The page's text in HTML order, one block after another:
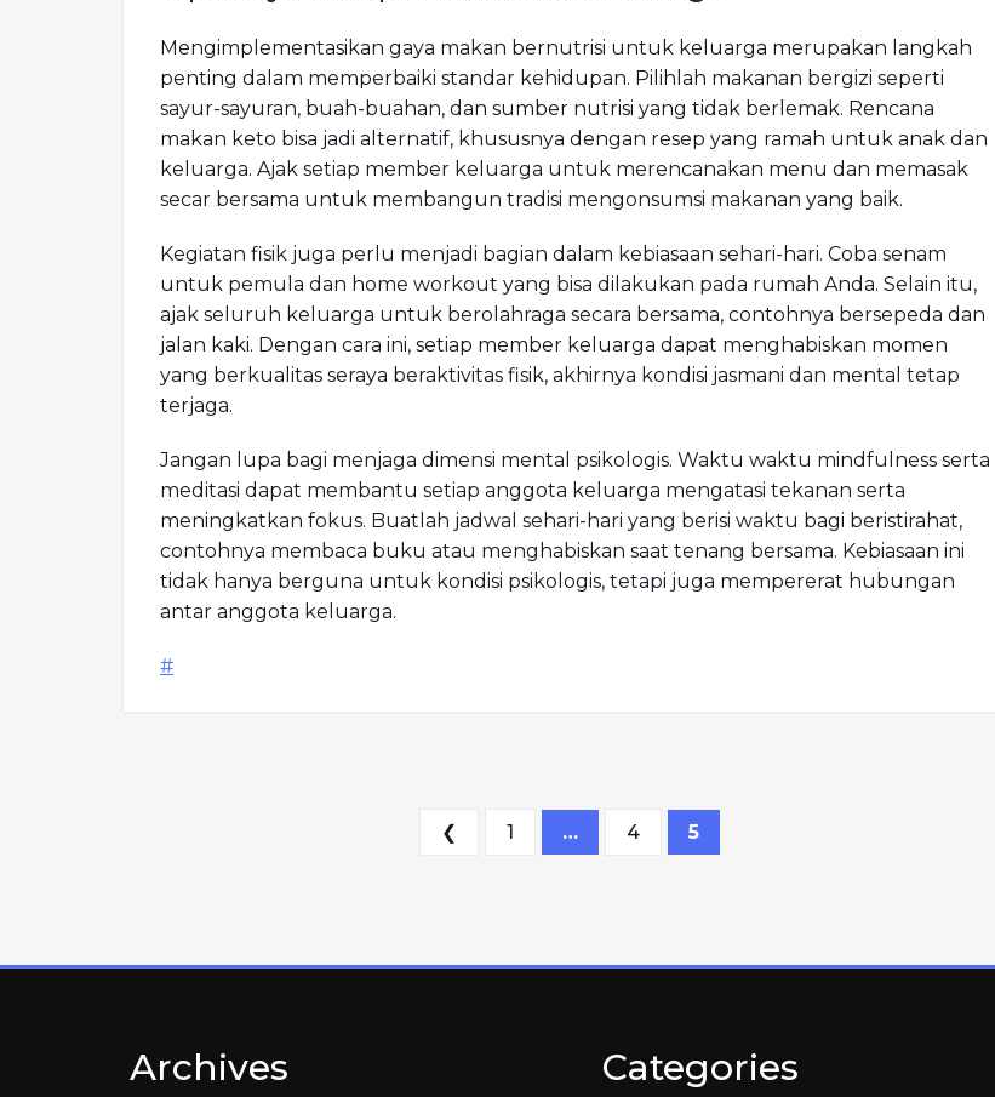
Mengimplementasikan gaya makan bernutrisi untuk keluarga merupakan langkah
penting dalam memperbaiki standar kehidupan. Pilihlah makanan bergizi seperti
sayur-sayuran, buah-buahan, dan sumber nutrisi yang tidak berlemak. Rencana
makan keto bisa jadi alternatif, khususnya dengan resep yang ramah untuk anak dan
keluarga. Ajak setiap member keluarga untuk merencanakan menu dan memasak
secar bersama untuk membangun tradisi mengonsumsi makanan yang baik.
Kegiatan fisik juga perlu menjadi bagian dalam kebiasaan sehari-hari. Coba senam
untuk pemula dan home workout yang bisa dilakukan pada rumah Anda. Selain itu,
ajak seluruh keluarga untuk berolahraga secara bersama, contohnya bersepeda dan
jalan kaki. Dengan cara ini, setiap member keluarga dapat menghabiskan momen
yang berkualitas seraya beraktivitas fisik, akhirnya kondisi jasmani dan mental tetap
terjaga.
Jangan lupa bagi menjaga dimensi mental psikologis. Waktu waktu mindfulness serta
meditasi dapat membantu setiap anggota keluarga mengatasi tekanan serta
meningkatkan fokus. Buatlah jadwal sehari-hari yang berisi waktu bagi beristirahat,
contohnya membaca buku atau menghabiskan saat tenang bersama. Kebiasaan ini
tidak hanya berguna untuk kondisi psikologis, tetapi juga mempererat hubungan
antar anggota keluarga.
#
Posts pagination
❮ 1 … 4 5
Archives Categories